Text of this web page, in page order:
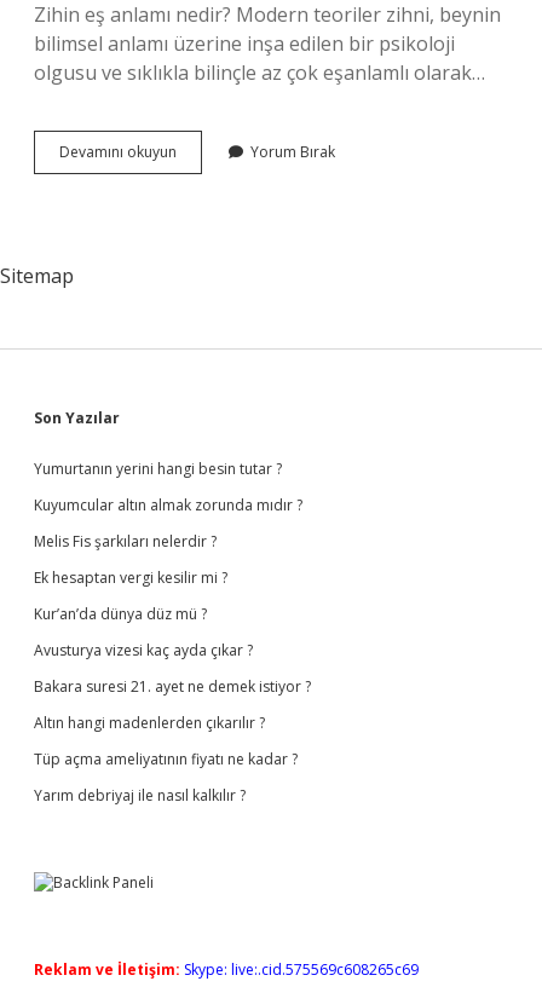
Zihin eş anlamı nedir? Modern teoriler zihni, beynin
bilimsel anlamı üzerine inşa edilen bir psikoloji
olgusu ve sıklıkla bilinçle az çok eşanlamlı olarak…
Devamını okuyun Düşüncesiz
Kelimesinin
Yorum Bırak
Sitemap
Sidebar
Son Yazılar
Yumurtanın yerini hangi besin tutar ?
Kuyumcular altın almak zorunda mıdır ?
Melis Fis şarkıları nelerdir ?
Ek hesaptan vergi kesilir mi ?
Kur’an’da dünya düz mü ?
Avusturya vizesi kaç ayda çıkar ?
Bakara suresi 21. ayet ne demek istiyor ?
Altın hangi madenlerden çıkarılır ?
Tüp açma ameliyatının fiyatı ne kadar ?
Yarım debriyaj ile nasıl kalkılır ?
Reklam ve İletişim: Skype: live:.cid.575569c608265c69